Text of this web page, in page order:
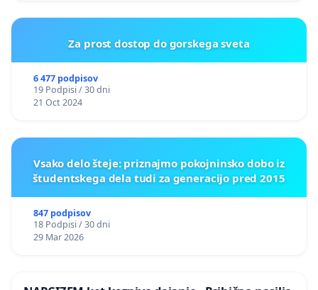
Za prost dostop do gorskega sveta
6 477 podpisov
19 Podpisi / 30 dni
21 Oct 2024
Vsako delo šteje: priznajmo pokojninsko dobo iz
študentskega dela tudi za generacijo pred 2015
847 podpisov
18 Podpisi / 30 dni
29 Mar 2026